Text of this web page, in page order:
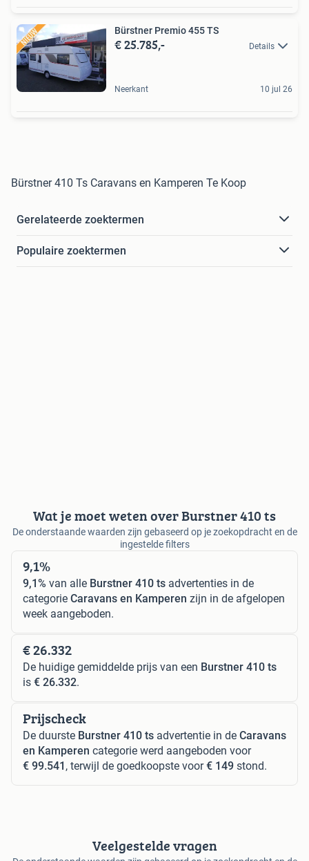
Bürstner Premio 455 TS
€ 25.785,- Details
Neerkant 10 jul 26
Bürstner 410 Ts Caravans en Kamperen Te Koop
Gerelateerde zoektermen
Populaire zoektermen
Wat je moet weten over Burstner 410 ts
De onderstaande waarden zijn gebaseerd op je zoekopdracht en de
ingestelde filters
9,1%
9,1% van alle Burstner 410 ts advertenties in de
categorie Caravans en Kamperen zijn in de afgelopen
week aangeboden.
€ 26.332
De huidige gemiddelde prijs van een Burstner 410 ts
is € 26.332.
Prijscheck
De duurste Burstner 410 ts advertentie in de Caravans
en Kamperen categorie werd aangeboden voor
€ 99.541 , terwijl de goedkoopste voor€ 149 stond.
Veelgestelde vragen